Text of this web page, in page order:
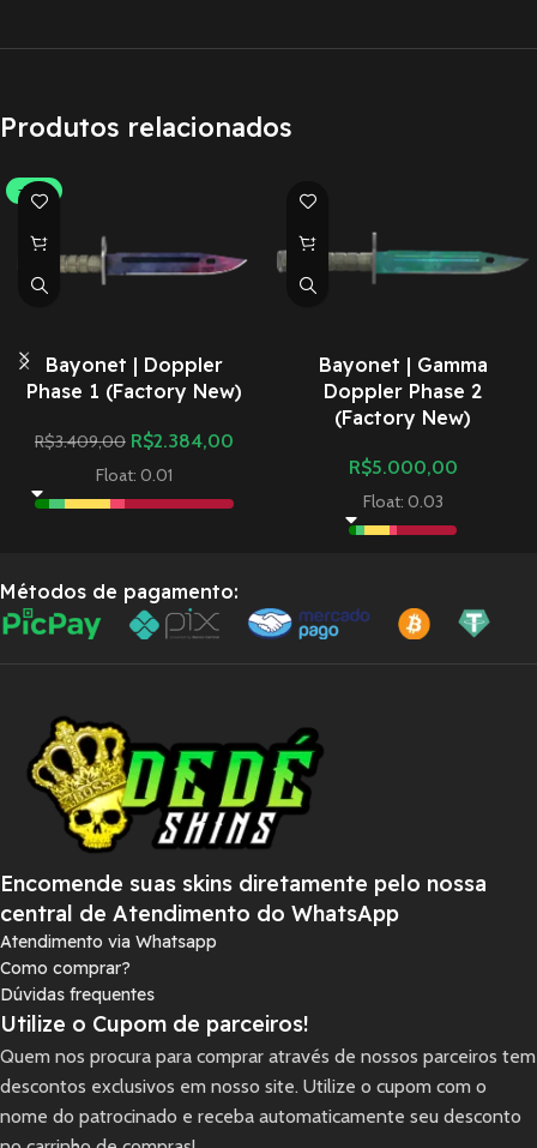
Produtos relacionados
-30%
Bayonet | Doppler
Phase 1 (Factory New)
R$3.409,00 R$2.384,00
Float: 0.01
Bayonet | Gamma
Doppler Phase 2
(Factory New)
R$5.000,00
Float: 0.03
Métodos de pagamento:
Encomende suas skins diretamente pelo nossa
central de Atendimento do WhatsApp
Atendimento via Whatsapp
Como comprar?
Dúvidas frequentes
Utilize o Cupom de parceiros!
Quem nos procura para comprar através de nossos parceiros tem
descontos exclusivos em nosso site. Utilize o cupom com o
nome do patrocinado e receba automaticamente seu desconto